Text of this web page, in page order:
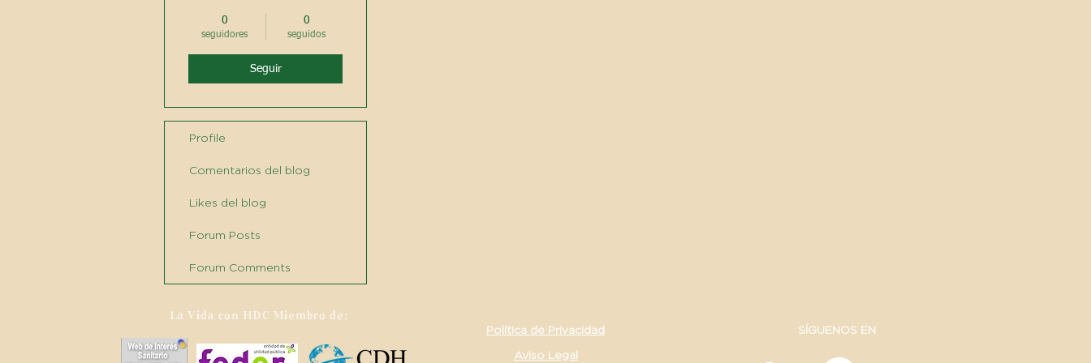
0
seguidores
0
seguidos
Seguir
Profile
Comentarios del blog
Likes del blog
Forum Posts
Forum Comments
La Vida con HDC Miembro de:
SÍGUENOS EN
Política de Privacidad
Aviso Legal